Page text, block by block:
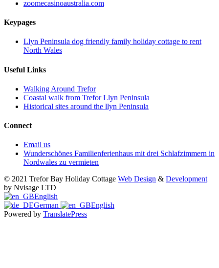
zoomecasinoaustralia.com
Keypages
Llyn Peninsula dog friendly family holiday cottage to rent
North Wales
Useful Links
Walking Around Trefor
Coastal walk from Trefor Llyn Peninsula
Historical sites around the llyn Peninsula
Connect
Email us
Wunderschönes Familienferienhaus mit drei Schlafzimmern in
Nordwales zu vermieten
© 2021 Trefor Bay Holiday Cottage Web Design & Development
by Nvisage LTD
English
German
English
Powered by TranslatePress